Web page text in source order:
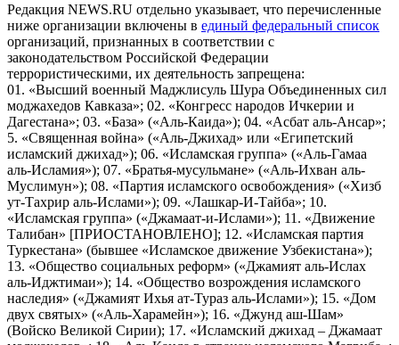
Редакция NEWS.RU отдельно указывает, что перечисленные
ниже организации включены в единый федеральный список
организаций, признанных в соответствии с
законодательством Российской Федерации
террористическими, их деятельность запрещена:
01. «Высший военный Маджлисуль Шура Объединенных сил
моджахедов Кавказа»; 02. «Конгресс народов Ичкерии и
Дагестана»; 03. «База» («Аль-Каида»); 04. «Асбат аль-Ансар»;
5. «Священная война» («Аль-Джихад» или «Египетский
исламский джихад»); 06. «Исламская группа» («Аль-Гамаа
аль-Исламия»); 07. «Братья-мусульмане» («Аль-Ихван аль-
Муслимун»); 08. «Партия исламского освобождения» («Хизб
ут-Тахрир аль-Ислами»); 09. «Лашкар-И-Тайба»; 10.
«Исламская группа» («Джамаат-и-Ислами»); 11. «Движение
Талибан» [ПРИОСТАНОВЛЕНО]; 12. «Исламская партия
Туркестана» (бывшее «Исламское движение Узбекистана»);
13. «Общество социальных реформ» («Джамият аль-Ислах
аль-Иджтимаи»); 14. «Общество возрождения исламского
наследия» («Джамият Ихья ат-Тураз аль-Ислами»); 15. «Дом
двух святых» («Аль-Харамейн»); 16. «Джунд аш-Шам»
(Войско Великой Сирии); 17. «Исламский джихад – Джамаат